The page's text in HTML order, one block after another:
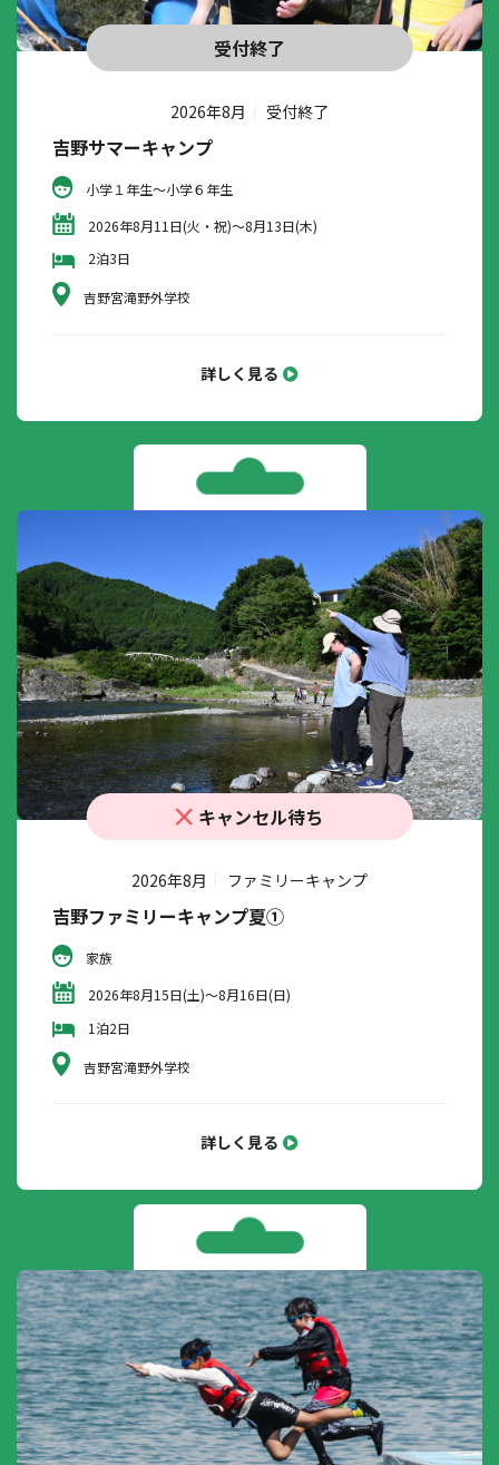
受付終了
2026年8月 受付終了
吉野サマーキャンプ
小学１年生～小学６年生
2026年8月11日(火・祝)～8月13日(木)
2泊3日
吉野宮滝野外学校
詳しく見る
キャンセル待ち
2026年8月 ファミリーキャンプ
吉野ファミリーキャンプ夏①
家族
2026年8月15日(土)～8月16日(日)
1泊2日
吉野宮滝野外学校
詳しく見る